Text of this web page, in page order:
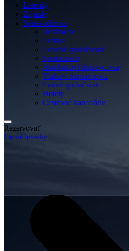
Letenky
Zájazdy
Sprievodcovia
Destinácie
Letisko
Letecké spoločnosti
Spoločnosti
Autobusoví dopravcovia
Vlakoví dopravcovia
Lodné spoločnosti
Hotely
Cestovné kancelárie
Rezervovať
Lacné letenky